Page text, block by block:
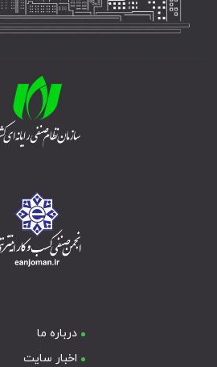
درباره ما
اخبار سایت